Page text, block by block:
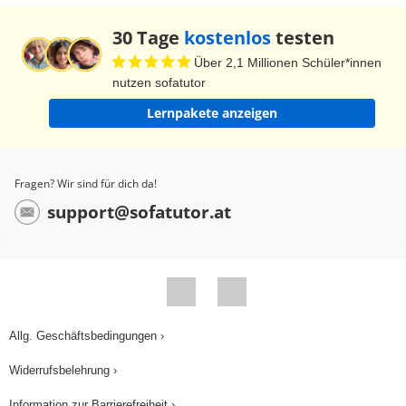
30 Tage kostenlostesten
Über 2,1 Millionen Schüler*innen
nutzen sofatutor
Lernpakete anzeigen
Fragen? Wir sind für dich da!
support@sofatutor.at
Allg. Geschäftsbedingungen ›
Widerrufsbelehrung ›